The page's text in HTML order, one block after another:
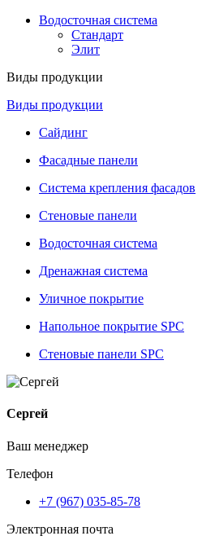
Водосточная система
Стандарт
Элит
Виды продукции
Виды продукции
Сайдинг
Фасадные панели
Система крепления фасадов
Стеновые панели
Водосточная система
Дренажная система
Уличное покрытие
Напольное покрытие SPC
Стеновые панели SPC
Сергей
Ваш менеджер
Телефон
+7 (967) 035-85-78
Электронная почта